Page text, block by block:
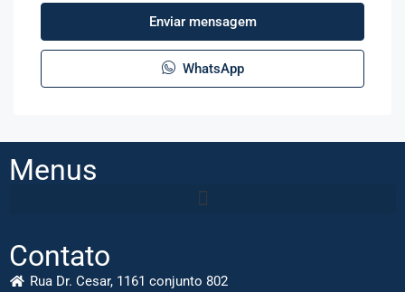
Enviar mensagem
WhatsApp
Menus
Contato
Rua Dr. Cesar, 1161 conjunto 802